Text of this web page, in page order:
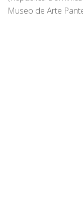
Museo de Arte